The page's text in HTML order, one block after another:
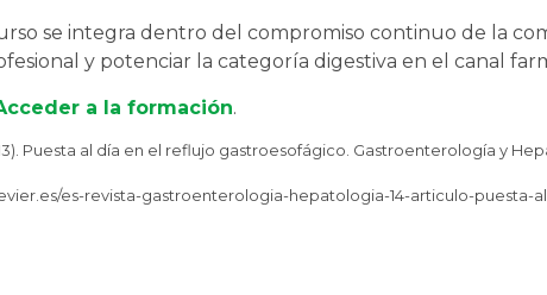
se integra dentro del compromiso continuo de la
y potenciar la categoría digestiva en el canal
a la formación.
Puesta al día en el reflujo gastroesofágico. Gastroenterología y
es-revista-gastroenterologia-hepatologia-14-articulo-puesta-